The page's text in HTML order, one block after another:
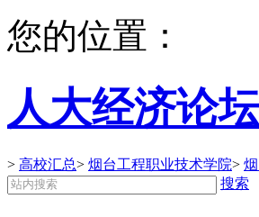
您的位置：
人大经济论
> 高校汇总> 烟台工程职业技术学院>
搜索